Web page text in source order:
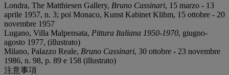
Londra, The Matthiesen Gallery, Bruno Cassinari, 15 marzo - 13
aprile 1957, n. 3; poi Monaco, Kunst Kabinet Klihm, 15 ottobre - 20
novembre 1957
Lugano, Villa Malpensata, Pittura Italiana 1950-1970, giugno-
agosto 1977, (illustrato)
Milano, Palazzo Reale, Bruno Cassinari, 30 ottobre - 23 novembre
1986, n. 98, p. 89 e 158 (illustrato)
注意事項